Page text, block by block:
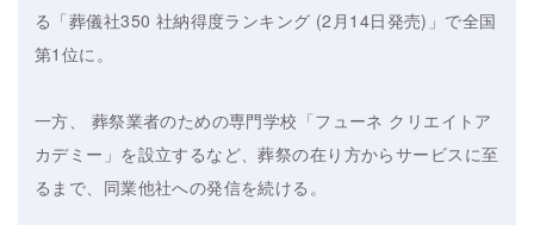
る「葬儀社350 社納得度ランキング (2月14日発売)」で全国
第1位に。
一方、 葬祭業者のための専門学校「フューネ クリエイトア
カデミー」を設立するなど、葬祭の在り方からサービスに至
るまで、同業他社への発信を続ける。